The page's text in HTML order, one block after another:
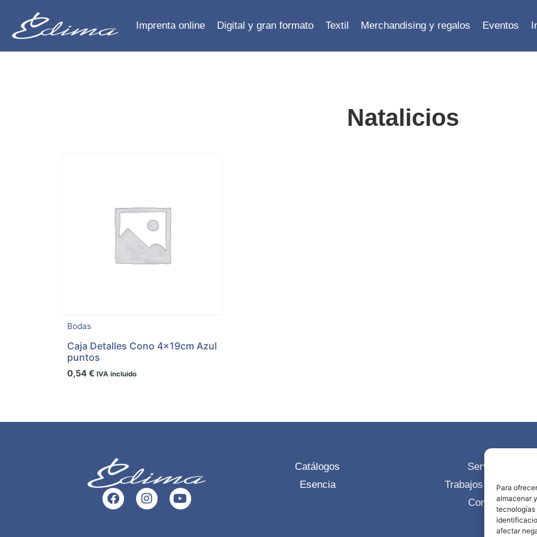
Para
almacenar
tecnologías
afectar
Imprenta online Digital y gran formato Textil Merchandising y regalos Eventos
Natalicios
Bodas
Caja Detalles Cono 4x19cm Azul
puntos
0,54€ IVA incluido
Catálogos
Esencia
Servicios
Trabajos realizados
Contacto